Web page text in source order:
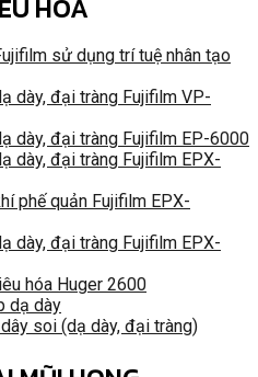
HÓA
sử dụng trí tuệ nhân tạo
dày, đại tràng Fujifilm VP-
dày, đại tràng Fujifilm EP-6000
dày, đại tràng Fujifilm EPX-
phế quản Fujifilm EPX-
dày, đại tràng Fujifilm EPX-
hóa Huger 2600
dạ dày
soi (dạ dày, đại tràng)